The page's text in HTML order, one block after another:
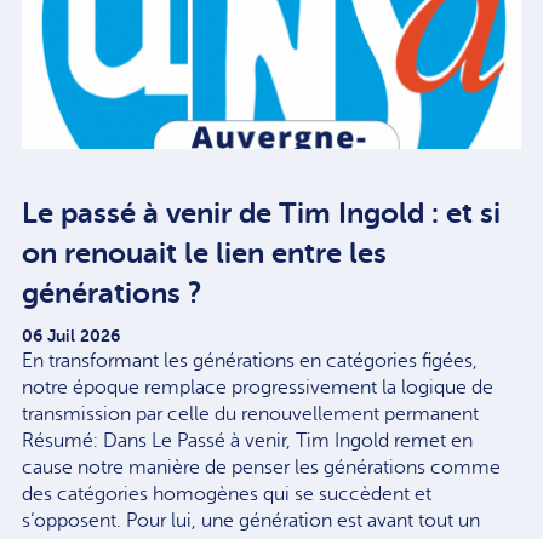
Le passé à venir de Tim Ingold : et si
on renouait le lien entre les
générations ?
06 Juil 2026
En transformant les générations en catégories figées,
notre époque remplace progressivement la logique de
transmission par celle du renouvellement permanent
Résumé: Dans Le Passé à venir, Tim Ingold remet en
cause notre manière de penser les générations comme
des catégories homogènes qui se succèdent et
s’opposent. Pour lui, une génération est avant tout un